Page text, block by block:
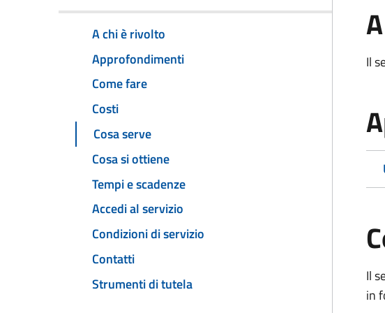
A chi è rivolto
Approfondimenti
Come fare
Costi
Cosa serve
Cosa si ottiene
Tempi e scadenze
Accedi al servizio
Condizioni di servizio
Contatti
Strumenti di tutela
Il
Il
in